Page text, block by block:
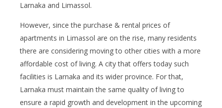
Larnaka and Limassol.
However, since the purchase & rental prices of
apartments in Limassol are on the rise, many residents
there are considering moving to other cities with a more
affordable cost of living. A city that offers today such
facilities is Larnaka and its wider province. For that,
Larnaka must maintain the same quality of living to
ensure a rapid growth and development in the upcoming